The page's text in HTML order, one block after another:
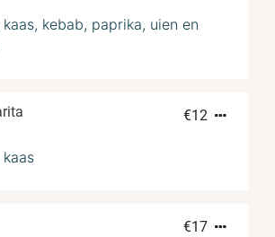
kebab, paprika, uien en
€12
€17